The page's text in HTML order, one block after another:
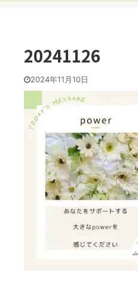
20241126
2024年11月10日